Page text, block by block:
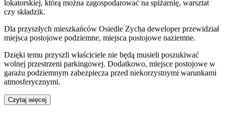
lokatorskiej, którą można zagospodarować na spiżarnię, warsztat
czy składzik.
Dla przyszłych mieszkańców Osiedle Zycha deweloper przewidział
miejsca postojowe podziemne, miejsca postojowe naziemne.
Dzięki temu przyszli właściciele nie będą musieli poszukiwać
wolnej przestrzeni parkingowej. Dodatkowo, miejsce postojowe w
garażu podziemnym zabezpiecza przed niekorzystnymi warunkami
atmosferycznymi.
Czytaj więcej